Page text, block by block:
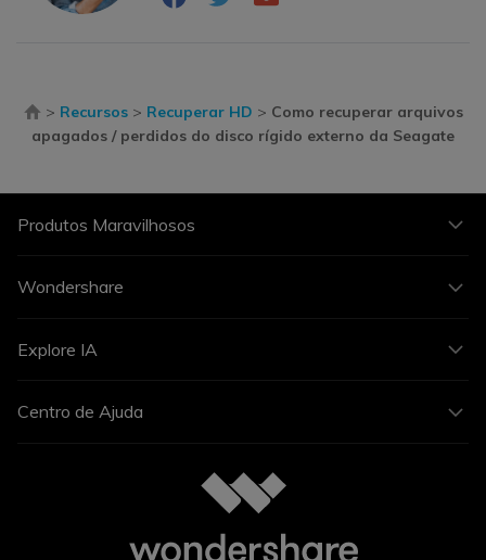
> Recursos> Recuperar HD > Como recuperar arquivos
apagados / perdidos do disco rígido externo da Seagate
Produtos Maravilhosos
Wondershare
Explore IA
Centro de Ajuda